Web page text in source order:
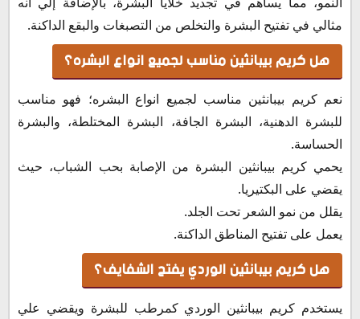
مثالي في تفتيح البشرة والتخلص من التصبغات والبقع الداكنة.
هل كريم بيبانثين مناسب لجميع انواع البشره؟
نعم كريم بيبانثين مناسب لجميع انواع البشره؛ فهو مناسب
للبشرة الدهنية، البشرة الجافة، البشرة المختلطة، والبشرة
الحساسة.
يحمي كريم بيبانثين البشرة من الإصابة بحب الشباب، حيث
يقضي على البكتيريا.
يقلل من نمو الشعر تحت الجلد.
يعمل على تفتيح المناطق الداكنة.
هل كريم بيبانثين الوردي يفتح الشفايف؟
يستخدم كريم بيبانثين الوردي كمرطب للبشرة ويقضي علي